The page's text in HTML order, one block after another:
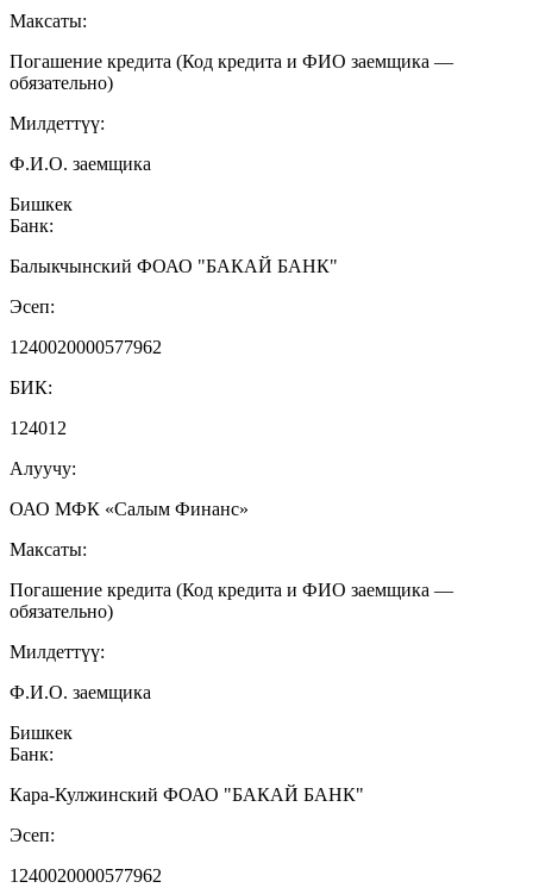
Максаты:
Погашение кредита (Код кредита и ФИО заемщика —
обязательно)
Милдеттүү:
Ф.И.О. заемщика
Бишкек
Банк:
Балыкчынский ФОАО "БАКАЙ БАНК"
Эсеп:
1240020000577962
БИК:
124012
Алуучу:
ОАО МФК «Салым Финанс»
Максаты:
Погашение кредита (Код кредита и ФИО заемщика —
обязательно)
Милдеттүү:
Ф.И.О. заемщика
Бишкек
Банк:
Кара-Кулжинский ФОАО "БАКАЙ БАНК"
Эсеп:
1240020000577962